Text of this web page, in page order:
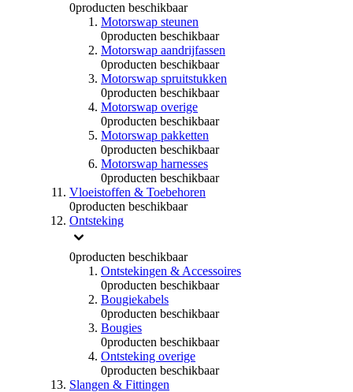
0producten beschikbaar
Motorswap steunen
0producten beschikbaar
Motorswap aandrijfassen
0producten beschikbaar
Motorswap spruitstukken
0producten beschikbaar
Motorswap overige
0producten beschikbaar
Motorswap pakketten
0producten beschikbaar
Motorswap harnesses
0producten beschikbaar
Vloeistoffen & Toebehoren
0producten beschikbaar
Ontsteking
0producten beschikbaar
Ontstekingen & Accessoires
0producten beschikbaar
Bougiekabels
0producten beschikbaar
Bougies
0producten beschikbaar
Ontsteking overige
0producten beschikbaar
Slangen & Fittingen